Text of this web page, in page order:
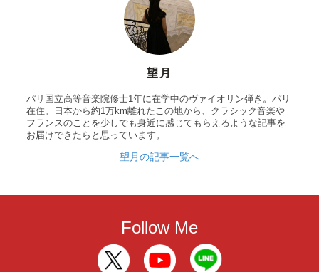
望月
パリ国立高等音楽院修士1年に在学中のヴァイオリン弾き。パリ
在住。日本から約1万km離れたこの地から、クラシック音楽や
フランスのことを少しでも身近に感じてもらえるような記事を
お届けできたらと思っています。
望月の記事一覧へ
Follow Me